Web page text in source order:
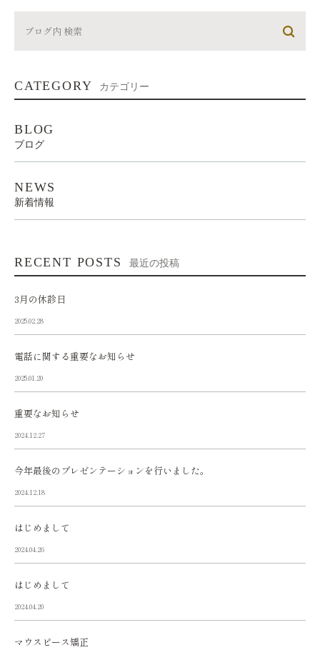
CATEGORY カテゴリー
BLOG
ブログ
NEWS
新着情報
RECENT POSTS 最近の投稿
3月の休診日
2025.02.28
電話に関する重要なお知らせ
2025.01.20
重要なお知らせ
2024.12.27
今年最後のプレゼンテーションを行いました。
2024.12.18
はじめまして
2024.04.26
はじめまして
2024.04.20
マウスピース矯正